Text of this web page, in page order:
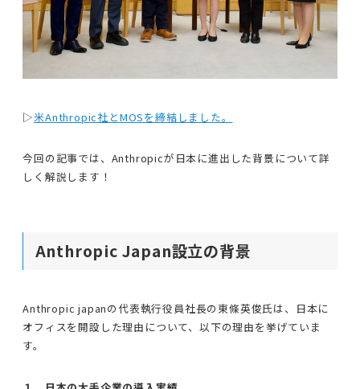
▷米Anthropic社とMOSを締結しました。
今回の記事では、Anthropicが日本に進出した背景について詳
しく解説します！
Anthropic Japan設立の背景
Anthropic japanの代表執行役員社長の東條英俊氏は、日本に
オフィスを開設した理由について、以下の理由を挙げていま
す。